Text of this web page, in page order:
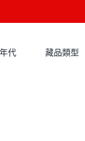
代 藏品類型